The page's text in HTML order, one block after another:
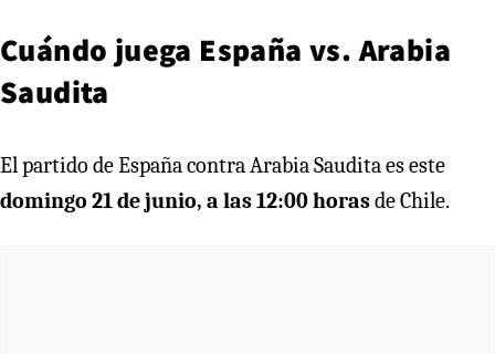
Cuándo juega España vs. Arabia
Saudita
El partido de España contra Arabia Saudita es este
domingo 21 de junio, a las 12:00 horasde Chile.